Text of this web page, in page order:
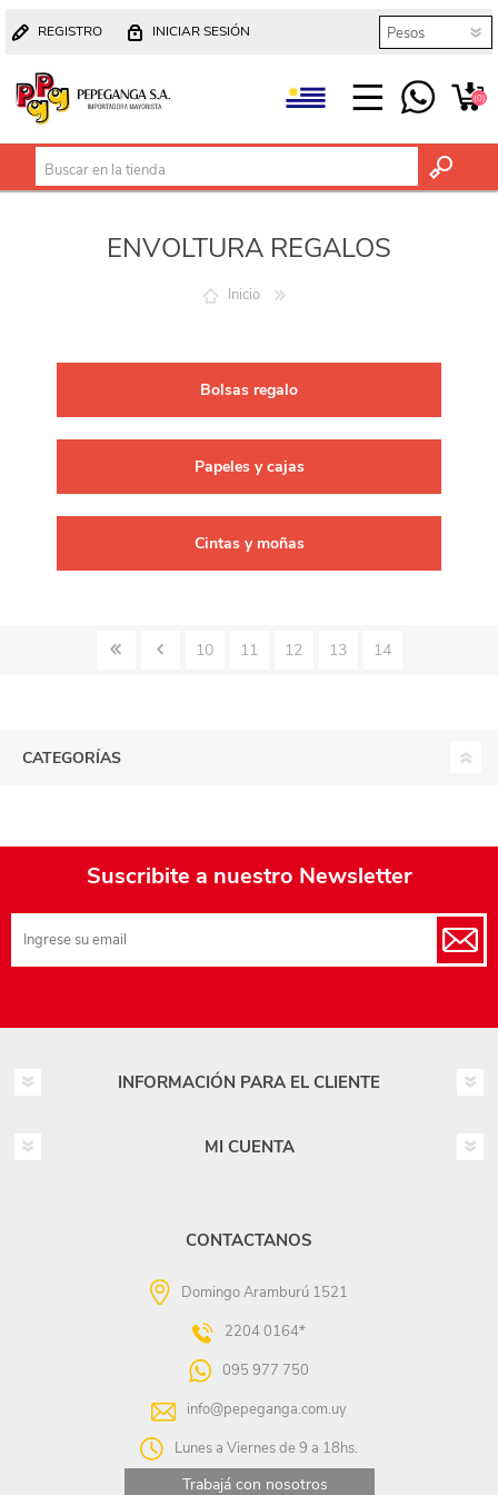
REGISTRO INICIAR SESIÓN
(0)
ENVOLTURA REGALOS
Inicio
Bolsas regalo
Papeles y cajas
Cintas y moñas
10 11 12 13 14
CATEGORÍAS
Suscribite a nuestro Newsletter
INFORMACIÓN PARA EL CLIENTE
MI CUENTA
CONTACTANOS
Domingo Aramburú 1521
2204 0164*
095 977 750
info@pepeganga.com.uy
Lunes a Viernes de 9 a 18hs.
Trabajá con nosotros